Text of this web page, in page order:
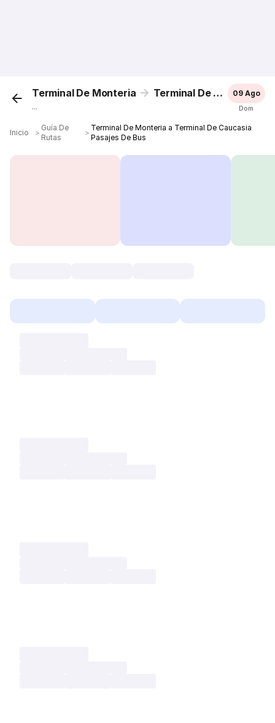
Terminal De Monteria Terminal De Caucasia
...
09 Ago
Dom
Inicio ＞
Guía De
Rutas
＞
Terminal De Monteria a Terminal De Caucasia
Pasajes De Bus